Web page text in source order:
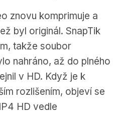
znovu komprimuje a
byl originál. SnapTik
takže soubor
nahráno, až do plného
v HD. Když je k
rozlišením, objeví se
HD vedle